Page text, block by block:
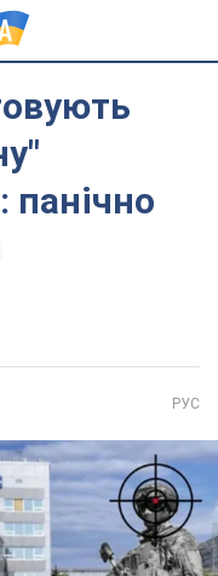
панічно
РУС